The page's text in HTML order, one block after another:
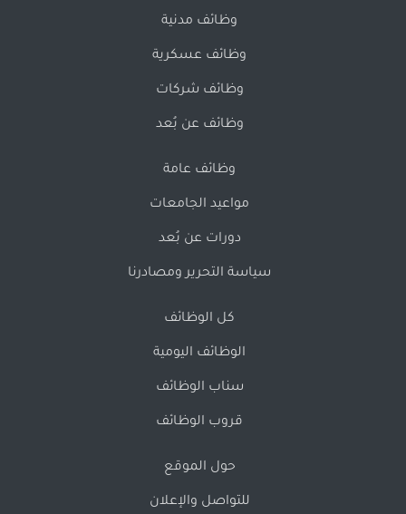
وظائف مدنية
وظائف عسكرية
وظائف شركات
وظائف عن بُعد
وظائف عامة
مواعيد الجامعات
دورات عن بُعد
سياسة التحرير ومصادرنا
كل الوظائف
الوظائف اليومية
سناب الوظائف
قروب الوظائف
حول الموقع
للتواصل والإعلان